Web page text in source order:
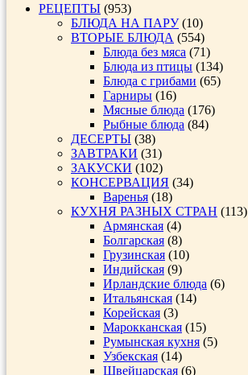
РЕЦЕПТЫ (953)
БЛЮДА НА ПАРУ(10)
ВТОРЫЕ БЛЮДА (554)
Блюда без мяса (71)
Блюда из птицы (134)
Блюда с грибами (65)
Гарниры (16)
Мясные блюда (176)
Рыбные блюда (84)
ДЕСЕРТЫ (38)
ЗАВТРАКИ (31)
ЗАКУСКИ (102)
КОНСЕРВАЦИЯ (34)
Варенья (18)
КУХНЯ РАЗНЫХ СТРАН (113)
Армянская (4)
Болгарская (8)
Грузинская (10)
Индийская (9)
Ирландские блюда (6)
Итальянская (14)
Корейская (3)
Марокканская (15)
Румынская кухня (5)
Узбекская (14)
Швейцарская (6)